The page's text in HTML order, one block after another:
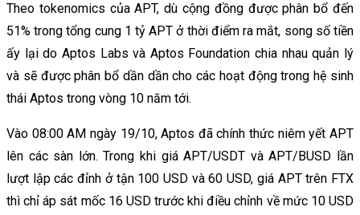
Theo tokenomics của APT, dù cộng đồng được phân bổ đến
51% trong tổng cung 1 tỷ APT ở thời điểm ra mắt, song số tiền
ấy lại do Aptos Labs và Aptos Foundation chia nhau quản lý
và sẽ được phân bổ dần dần cho các hoạt động trong hệ sinh
thái Aptos trong vòng 10 năm tới.
Vào 08:00 AM ngày 19/10, Aptos đã chính thức niêm yết APT
lên các sàn lớn. Trong khi giá APT/USDT và APT/BUSD lần
lượt lập các đỉnh ở tận 100 USD và 60 USD, giá APT trên FTX
thì chỉ áp sát mốc 16 USD trước khi điều chỉnh về mức 10 USD